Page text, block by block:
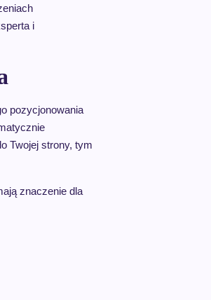
i
pozycjonowania
Twojej strony, tym
znaczenie dla